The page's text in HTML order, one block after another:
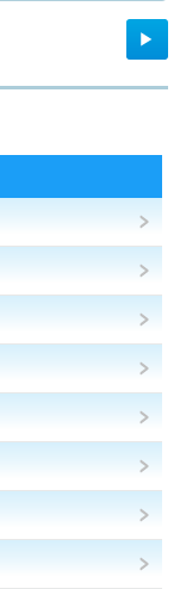
▶